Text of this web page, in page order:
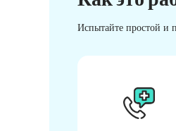
Испытайте простой и